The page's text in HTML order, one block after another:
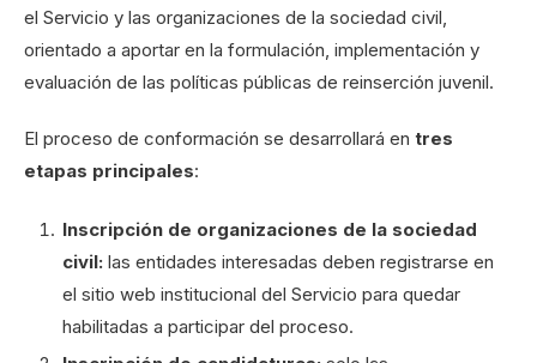
el Servicio y las organizaciones de la sociedad civil,
orientado a aportar en la formulación, implementación y
evaluación de las políticas públicas de reinserción juvenil.
El proceso de conformación se desarrollará en tres
etapas principales:
Inscripción de organizaciones de la sociedad
civil: las entidades interesadas deben registrarse en
el sitio web institucional del Servicio para quedar
habilitadas a participar del proceso.